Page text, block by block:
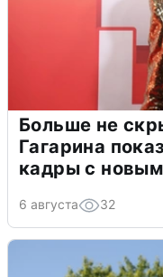
Больше не
Гагарина
кадры с
6 августа 32